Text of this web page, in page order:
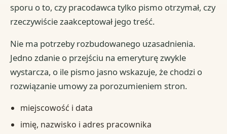
sporu o to, czy pracodawca tylko pismo otrzymał, czy
rzeczywiście zaakceptował jego treść.
Nie ma potrzeby rozbudowanego uzasadnienia.
Jedno zdanie o przejściu na emeryturę zwykle
wystarcza, o ile pismo jasno wskazuje, że chodzi o
rozwiązanie umowy za porozumieniem stron.
miejscowość i data
imię, nazwisko i adres pracownika